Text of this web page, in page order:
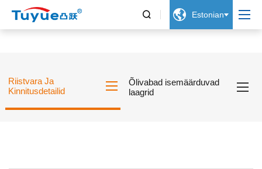
  Estonian
Riistvara Ja
Kinnitusdetailid
Õlivabad isemäärduvad
laagrid